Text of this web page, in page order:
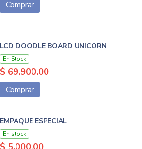
Comprar
LCD DOODLE BOARD UNICORN
En Stock
$ 69,900.00
Comprar
EMPAQUE ESPECIAL
En stock
$ 5,000.00